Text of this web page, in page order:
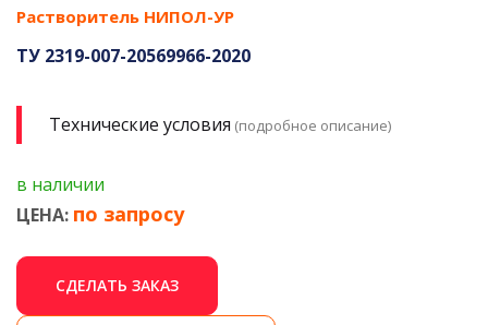
Растворитель НИПОЛ-УР
ТУ 2319-007-20569966-2020
Технические условия (подробное описание)
в наличии
ЦЕНА: по запросу
СДЕЛАТЬ ЗАКАЗ